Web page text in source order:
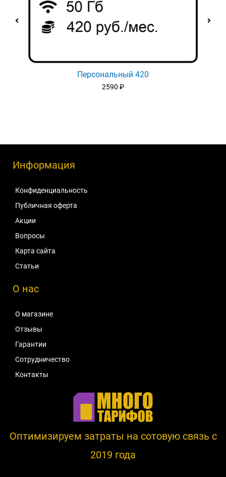
Персональный 420
2590 ₽
Информация
Конфиденциальность
Публичная оферта
Акции
Вопросы
Карта сайта
Статьи
О нас
О магазине
Отзывы
Гарантии
Сотрудничество
Контакты
Оптимизируем затраты на сотовую связь c
2019 года